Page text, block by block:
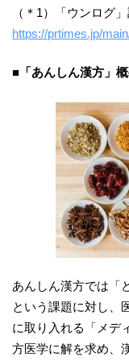
（＊1）「ウンログ
https://prtimes.jp/
■「あんしん漢方」
あんしん漢方では「
という課題に対し、
に取り入れる「メデ
方医学に解を求め、